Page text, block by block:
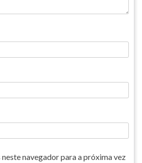
neste navegador para a próxima vez